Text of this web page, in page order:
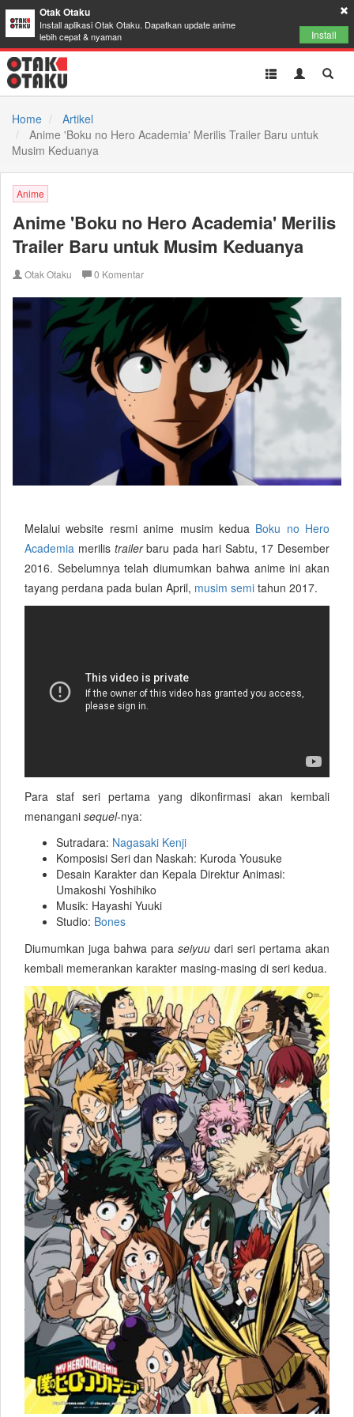
Otak Otaku
Install aplikasi Otak Otaku. Dapatkan update anime
lebih cepat & nyaman
Install
Toggle
Toggle
Home
Artikel
Anime 'Boku no Hero Academia' Merilis Trailer Baru untuk
Musim Keduanya
Anime
Anime 'Boku no Hero Academia' Merilis
Trailer Baru untuk Musim Keduanya
Otak Otaku 0 Komentar
Melalui website resmi anime musim kedua Boku no Hero
Academia merilis trailerbaru pada hari Sabtu, 17 Desember
2016. Sebelumnya telah diumumkan bahwa anime ini akan
tayang perdana pada bulan April, musim semi tahun 2017.
Para staf seri pertama yang dikonfirmasi akan kembali
menangani sequel-nya:
Sutradara: Nagasaki Kenji
Komposisi Seri dan Naskah: Kuroda Yousuke
Desain Karakter dan Kepala Direktur Animasi:
Umakoshi Yoshihiko
Musik: Hayashi Yuuki
Studio: Bones
Diumumkan juga bahwa para seiyuu dari seri pertama akan
kembali memerankan karakter masing-masing di seri kedua.